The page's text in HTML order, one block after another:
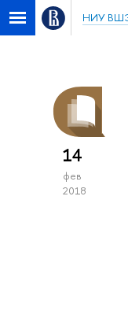
НИУ
14
фев
2018